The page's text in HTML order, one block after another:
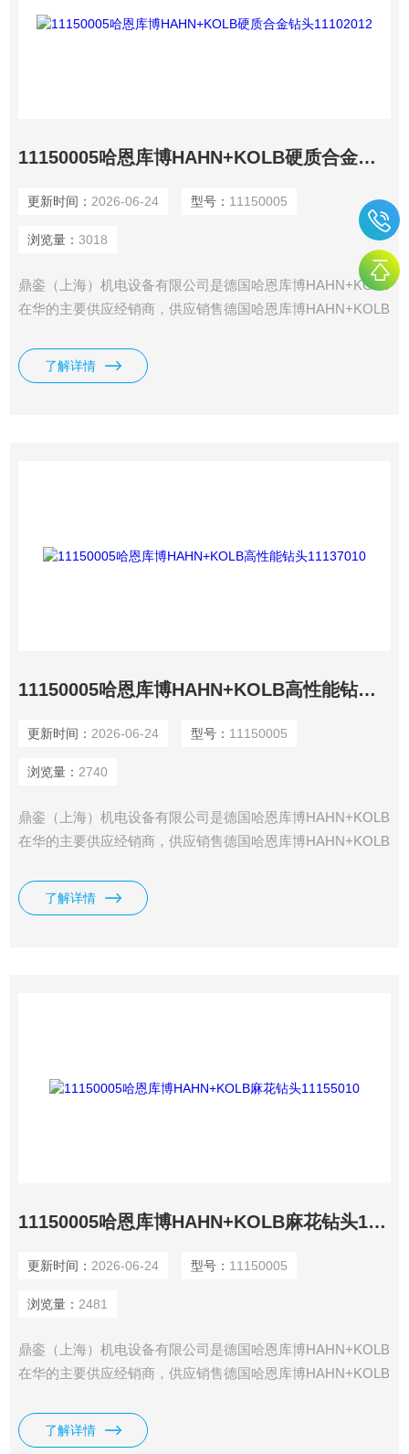
11150005哈恩库博HAHN+KOLB硬质合金钻头11102012
更新时间： 2026-06-24 型号： 11150005
浏览量： 3018
鼎銮（上海）机电设备有限公司是德国哈恩库博HAHN+KOLB
在华的主要供应经销商，供应销售德国哈恩库博HAHN+KOLB
具、打磨、化工品、电动工具、气动工具等全系列哈恩库博
HAHN+KOLB产品。哈恩库博HAHN+KOLB硬质合金钻头
了解详情
11150005哈恩库博HAHN+KOLB高性能钻头11137010
更新时间： 2026-06-24 型号： 11150005
浏览量： 2740
鼎銮（上海）机电设备有限公司是德国哈恩库博HAHN+KOLB
在华的主要供应经销商，供应销售德国哈恩库博HAHN+KOLB
具、打磨、化工品、电动工具、气动工具等全系列哈恩库博
HAHN+KOLB产品。哈恩库博HAHN+KOLB高性能钻头
了解详情
11150005哈恩库博HAHN+KOLB麻花钻头11155010
更新时间： 2026-06-24 型号： 11150005
浏览量： 2481
鼎銮（上海）机电设备有限公司是德国哈恩库博HAHN+KOLB
在华的主要供应经销商，供应销售德国哈恩库博HAHN+KOLB
具、打磨、化工品、电动工具、气动工具等全系列哈恩库博
HAHN+KOLB产品。哈恩库博HAHN+KOLB麻花钻头
了解详情